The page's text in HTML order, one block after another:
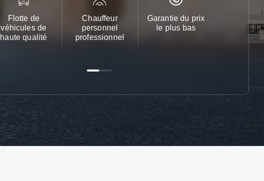
Flotte de
véhicules de
haute qualité
Chauffeur
personnel
professionnel
Garantie du prix
le plus bas
Service
24h/24